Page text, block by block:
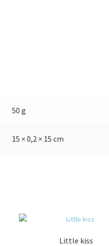
50 g
15 × 0,2 × 15 cm
Little kiss